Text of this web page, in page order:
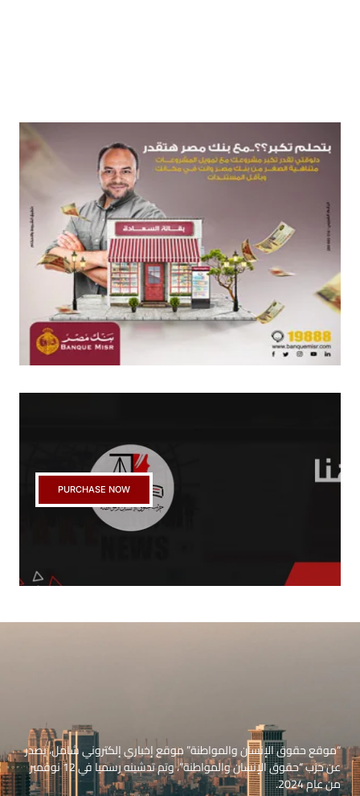
PURCHASE NOW
“موقع حقوق الإنسان والمواطنة” موقع إخباري إلكتروني شامل، يصدر
عن حزب “حقوق الإنسان والمواطنة”، وتم تدشينه رسميا في 12 نوفمبر
من عام 2024.